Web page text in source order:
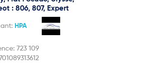
: 806, 807, Expert
HPA
723 109